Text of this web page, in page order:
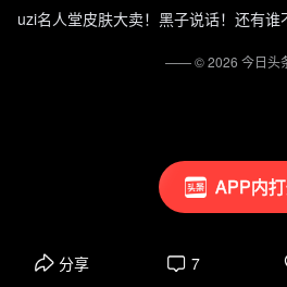
APP内
uzi名人堂皮肤大卖！黑子说话！还有谁
分享 7
—— ©2026 今日头